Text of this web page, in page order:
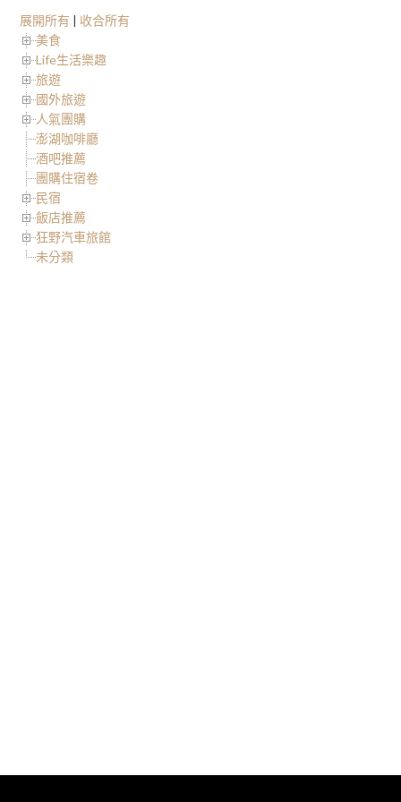
展開所有 | 收合所有
美食
Life生活樂趣
旅遊
國外旅遊
人氣團購
澎湖咖啡廳
酒吧推薦
團購住宿卷
民宿
飯店推薦
狂野汽車旅館
未分類